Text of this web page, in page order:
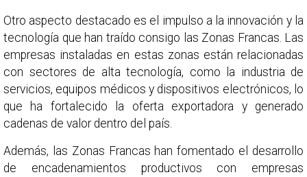
Otro aspecto destacado es el impulso a la innovación y la
tecnología que han traído consigo las Zonas Francas. Las
empresas instaladas en estas zonas están relacionadas
con sectores de alta tecnología, como la industria de
servicios, equipos médicos y dispositivos electrónicos, lo
que ha fortalecido la oferta exportadora y generado
cadenas de valor dentro del país.
Además, las Zonas Francas han fomentado el desarrollo
de encadenamientos productivos con empresas